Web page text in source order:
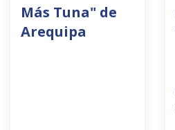
Más Tuna" de
Arequipa